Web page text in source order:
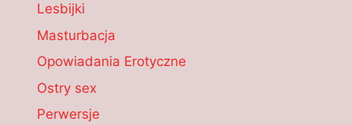
Lesbijki
Masturbacja
Opowiadania Erotyczne
Ostry sex
Perwersje